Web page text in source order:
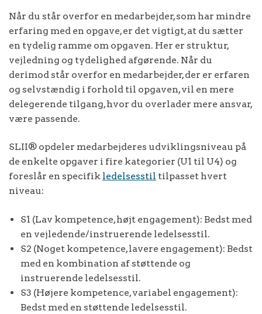
Når du står overfor en medarbejder, som har mindre
erfaring med en opgave, er det vigtigt, at du sætter
en tydelig ramme om opgaven. Her er struktur,
vejledning og tydelighed afgørende. Når du
derimod står overfor en medarbejder, der er erfaren
og selvstændig i forhold til opgaven, vil en mere
delegerende tilgang, hvor du overlader mere ansvar,
være passende.
SLII® opdeler medarbejderes udviklingsniveau på
de enkelte opgaver i fire kategorier (U1 til U4) og
foreslår en specifik ledelsesstil tilpasset hvert
niveau:
S1 (Lav kompetence, højt engagement): Bedst med
en vejledende/instruerende ledelsesstil.
S2 (Noget kompetence, lavere engagement): Bedst
med en kombination af støttende og
instruerende ledelsesstil.
S3 (Højere kompetence, variabel engagement):
Bedst med en støttende ledelsesstil.